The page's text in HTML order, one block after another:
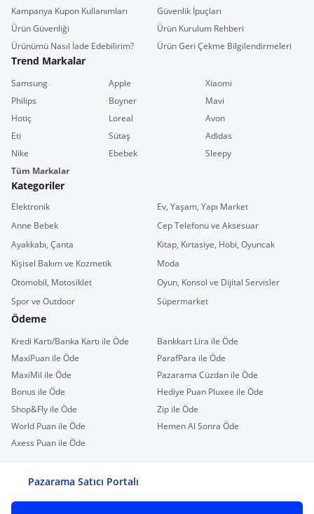
Kampanya Kupon Kullanımları
Güvenlik İpuçları
Ürün Güvenliği
Ürün Kurulum Rehberi
Ürünümü Nasıl İade Edebilirim?
Ürün Geri Çekme Bilgilendirmeleri
Trend Markalar
Samsung Apple
Xiaomi
Philips
Boyner
Mavi
Hotiç
Loreal
Avon
Eti
Sütaş
Adidas
Nike
Ebebek
Sleepy
Tüm Markalar
Kategoriler
Elektronik
Ev, Yaşam, Yapı Market
Anne Bebek
Cep Telefonu ve Aksesuar
Ayakkabı, Çanta
Kitap, Kırtasiye, Hobi, Oyuncak
Kişisel Bakım ve Kozmetik
Moda
Otomobil, Motosiklet
Oyun, Konsol ve Dijital Servisler
Spor ve Outdoor
Süpermarket
Ödeme
Kredi Kartı/Banka Kartı ile Öde
Bankkart Lira ile Öde
MaxiPuan ile Öde
ParafPara ile Öde
MaxiMil ile Öde
Pazarama Cüzdan ile Öde
Bonus ile Öde
Hediye Puan Pluxee ile Öde
Shop&Fly ile Öde
Zip ile Öde
World Puan ile Öde
Hemen Al Sonra Öde
Axess Puan ile Öde
Pazarama Satıcı Portalı